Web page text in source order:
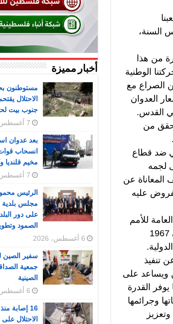
السنة،
من هذا
الوطنية
الصراع مع
العدوان
القدس.
من
ضد قطاع
لجمه
المعاناة عن
عليه
للأمم
المتحدة بدولة فلسطين، بحدودها القائمة على خطوط الرابع من حزيران 1967
تنفيذ
ويساعد على
القدرة
وجرائمها
أخبار مميزة
مستوطنون
الاحتلال
جنوب بيت
7 أغسطس، 2026
بعد عدوان
انسحاب
مخيم
7 أغسطس، 2026
الرئيس
مجلس بلدية
على دور
الصمود
6 أغسطس، 2026
سفير الصين
جمعية
الصينية
6 أغسطس، 2026
16 إصابة
الاحتلال